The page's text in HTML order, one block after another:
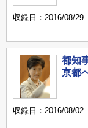
収録日：2016/08/
都知
京都
収録日：2016/08/